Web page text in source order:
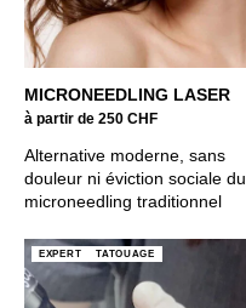
MICRONEEDLING LASER
à partir de 250 CHF
Alternative moderne, sans
douleur ni éviction sociale du
microneedling traditionnel
EXPERT TATOUAGE